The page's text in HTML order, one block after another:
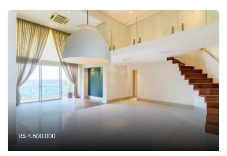
R$ 4.600.000